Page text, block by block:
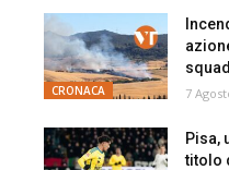
CRONACA 7
Pisa,
titolo